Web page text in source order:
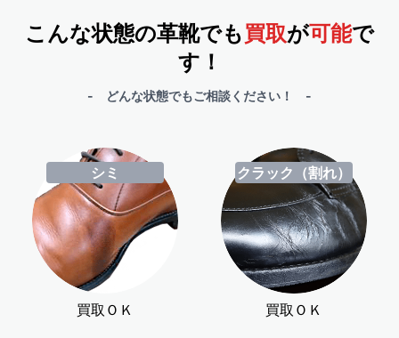
こんな状態の革靴でも買取が可能で
す！
- どんな状態でもご相談ください！ -
シミ
買取ＯＫ
クラック（割れ）
買取ＯＫ